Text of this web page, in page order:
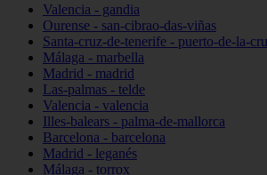
Valencia - gandia
Ourense - san-cibrao-das-viñas
Santa-cruz-de-tenerife - puerto-de-la-
Málaga - marbella
Madrid - madrid
Las-palmas - telde
Valencia - valencia
Illes-balears - palma-de-mallorca
Barcelona - barcelona
Madrid - leganés
Málaga - torrox